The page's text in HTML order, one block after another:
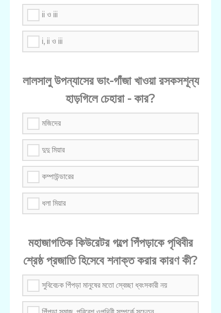
ii ও iii
i, ii ও iii
লালসালু উপন্যাসের ভাং-গাঁজা খাওয়া রসকসশূন্য
হাড়গিলে চেহারা - কার?
মজিদের
দুদু মিয়ার
কম্পাউন্ডারের
ধলা মিয়ার
মহাজাগতিক কিউরেটর গল্পে পিঁপড়াকে পৃথিবীর
শ্রেষ্ঠ প্রজাতি হিসেবে শনাক্ত করার কারণ কী?
সুবিবেচক পিঁপড়া মানুষের মতো স্বেচ্ছা ধ্বংসকারী নয়